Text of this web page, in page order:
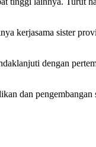
kerjasama sister
dengan
dan pengembangan